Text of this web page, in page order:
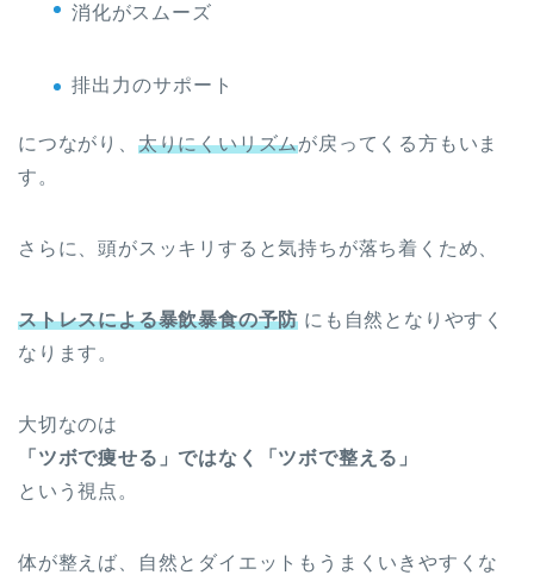
消化がスムーズ
排出力のサポート
につながり、 太りにくいリズムが戻ってくる方もいま
す。
さらに、頭がスッキリすると気持ちが落ち着くため、
ストレスによる暴飲暴食の予防 にも自然となりやすく
なります。
大切なのは
「ツボで痩せる」ではなく「ツボで整える」
という視点。
体が整えば、自然とダイエットもうまくいきやすくな